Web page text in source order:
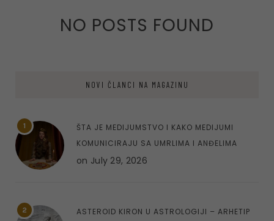
NO POSTS FOUND
NOVI ČLANCI NA MAGAZINU
1
ŠTA JE MEDIJUMSTVO I KAKO MEDIJUMI
KOMUNICIRAJU SA UMRLIMA I ANĐELIMA
on July 29, 2026
2
ASTEROID KIRON U ASTROLOGIJI – ARHETIP